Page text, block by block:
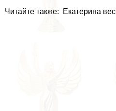
Читайте также: Екатерина